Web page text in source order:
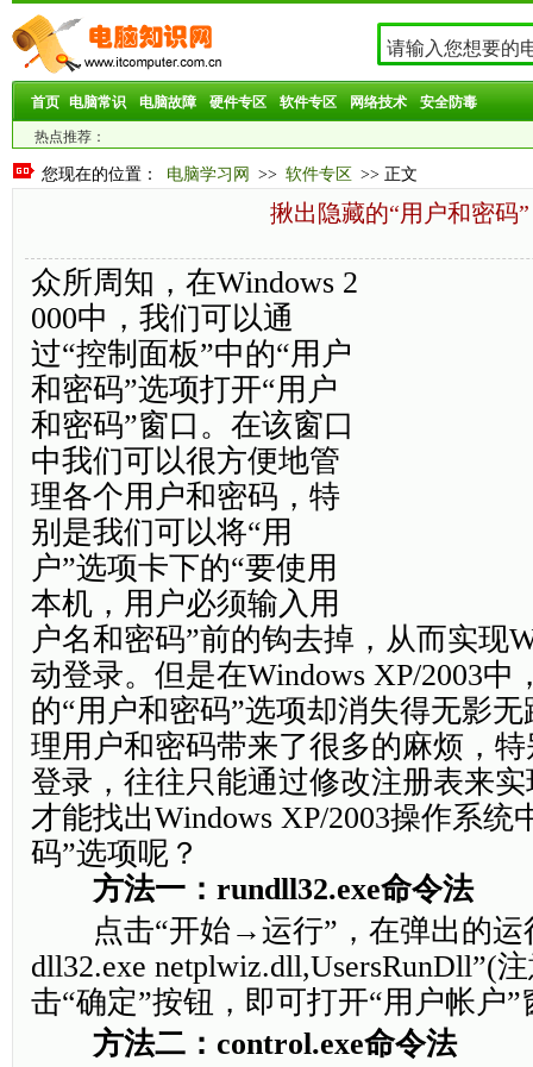
首页 电脑常识 电脑故障 硬件专区 软件专区 网络技术 安全防毒
热点推荐：
您现在的位置： 电脑学习网 >> 软件专区 >> 正文
揪出隐藏的“用户和密码”
众所周知，在Windows 2
000中，我们可以通
过“控制面板”中的“用户
和密码”选项打开“用户
和密码”窗口。在该窗口
中我们可以很方便地管
理各个用户和密码，特
别是我们可以将“用
户”选项卡下的“要使用
本机，用户必须输入用
户名和密码”前的钩去掉，从而实现
动登录。但是在Windows XP/2003中
的“用户和密码”选项却消失得无影
理用户和密码带来了很多的麻烦，
登录，往往只能通过修改注册表来
才能找出Windows XP/2003操作系统
码”选项呢？
方法一：rundll32.exe命令法
点击“开始→运行”，在弹出的运
dll32.exe netplwiz.dll,UsersRunDll”(
击“确定”按钮，即可打开“用户帐户
方法二：control.exe命令法